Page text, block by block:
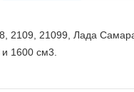
2109, 21099, Лада
1600 см3.